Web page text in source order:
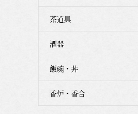
茶道具
酒器
飯碗・丼
香炉・香合